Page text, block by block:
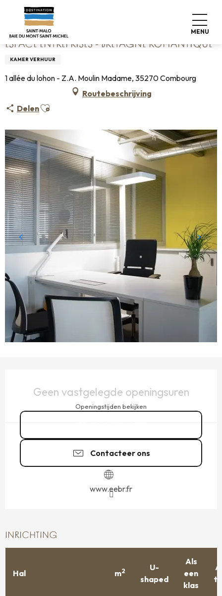
contenu
principal
MENU
Home Espace entreprises - Bretagne romantique
ESPACE ENTREPRISES - BRETAGNE ROMANTIQUE
KAMER VERHUUR
1 allée du lohon - Z.A. Moulin Madame, 35270 Combourg
Routebeschrijving
DelenAjouter aux favoris
Geen vastgelegde openingsuren
Openingstijden bekijken
Contacteer ons
www.eebr.fr
INRICHTING
Hal m2
U-
shaped
Als
een
klas